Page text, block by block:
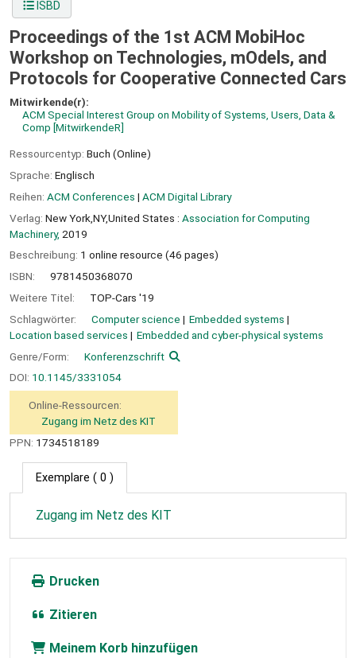
ISBD
Proceedings of the 1st ACM MobiHoc
Workshop on Technologies, mOdels, and
Protocols for Cooperative Connected Cars
Mitwirkende(r):
ACM Special Interest Group on Mobility of Systems, Users, Data &
Comp [MitwirkendeR]
Ressourcentyp: Buch (Online)
Sprache: Englisch
Reihen: ACM Conferences | ACM Digital Library
Verlag: New York,NY,United States : Association for Computing
Machinery, 2019
Beschreibung: 1 online resource (46 pages)
ISBN:
9781450368070
Weitere Titel:
TOP-Cars '19
Schlagwörter:
Computer science
Embedded systems
Location based services
Embedded and cyber-physical systems
Genre/Form:
Konferenzschrift
DOI: 10.1145/3331054
Online-Ressourcen:
Zugang im Netz des KIT
PPN: 1734518189
Exemplare ( 0 )
Zugang im Netz des KIT
Drucken
Zitieren
Meinem Korb hinzufügen